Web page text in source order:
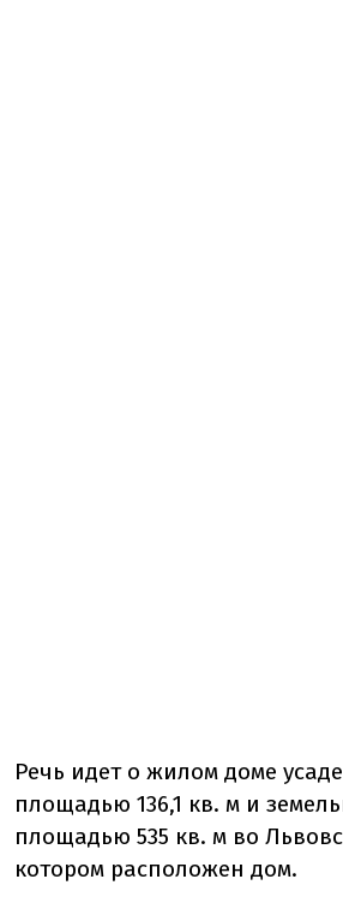
Речь идет о жилом доме
площадью 136,1 кв. м и
площадью 535 кв. м во
котором расположен дом.